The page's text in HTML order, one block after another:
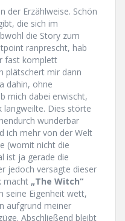
der Erzählweise. Schön
die sich im
die Story zum
ranprescht, hab
fast komplett
plätschert mir dann
dahin, ohne
mich dabei erwischt,
langweilte. Dies störte
wunderbar
ich mehr von der Welt
(womit nicht die
ist ja gerade die
jedoch versagte dieser
macht „The Witch“
seine Eigenheit wett,
aufgrund meiner
Abschließend bleibt